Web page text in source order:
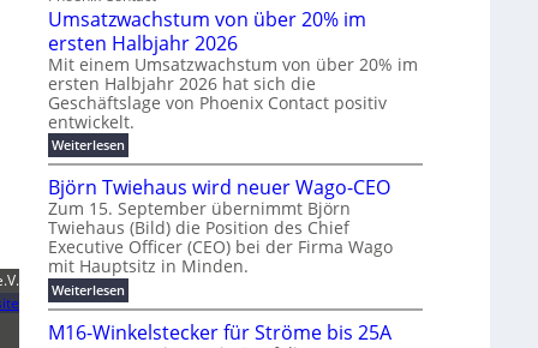
a
u
c
h
t
m
e
h
r
T
e
m
p
o
u
n
u
b
f
ü
r
m
o
d
e
r
n
e
E
n
r
N
H
-
S
i
c
h
e
r
u
n
g
s
l
s
i
l
i
g
u
n
g
b
e
i
m
2
0
2
6
E
r
f
a
c
h
d
u
r
c
h
f
ü
h
r
u
n
g
e
n
f
Umsatzwachstum von über 20% im
ersten Halbjahr 2026
Mit einem Umsatzwachstum von über 20% im
ersten Halbjahr 2026 hat sich die
Geschäftslage von Phoenix Contact positiv
entwickelt.
Weiterlesen:
U
m
s
a
t
w
a
c
h
s
Björn Twiehaus wird neuer Wago-CEO
Zum 15. September übernimmt Björn
Twiehaus (Bild) die Position des Chief
Executive Officer (CEO) bei der Firma Wago
mit Hauptsitz in Minden.
Weiterlesen:
B
ö
M16-Winkelstecker für Ströme bis 25A